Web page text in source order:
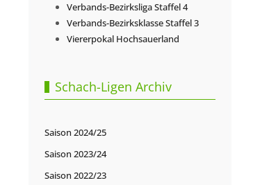
Verbands-Bezirksliga Staffel 4
Verbands-Bezirksklasse Staffel 3
Viererpokal Hochsauerland
Schach-Ligen Archiv
Saison 2024/25
Saison 2023/24
Saison 2022/23